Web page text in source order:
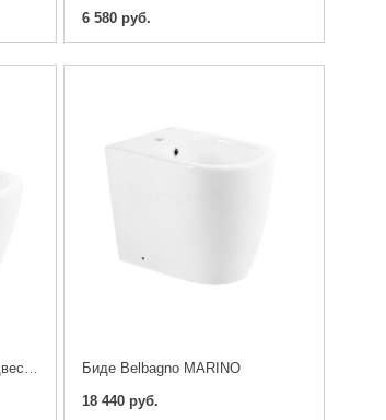
6 580 руб.
Биде Belbagno MARINO подвесное
Биде Belbagno MARINO
18 440 руб.